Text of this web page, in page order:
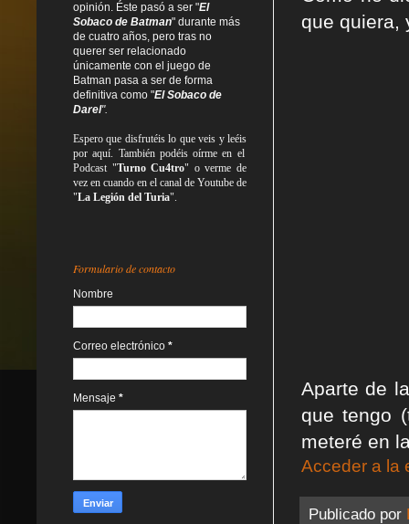
que quiera,
Aparte de
que tengo
meteré en
Acceder a la
Publicado por
opinión. Éste pasó a ser "El
Sobaco de Batman" durante más
de cuatro años, pero tras no
querer ser relacionado
únicamente con el juego de
Batman pasa a ser de forma
definitiva como "El Sobaco de
Darel".
Espero que disfrutéis lo queveis yleéis
por aquí. También podéis oírme en el
Podcast "Turno Cu4tro" o verme de
vez en cuando en el canal de Youtube de
"La Legión del Turia".
Formulario de contacto
Nombre
Correo electrónico *
Mensaje *